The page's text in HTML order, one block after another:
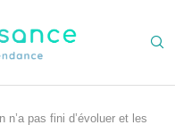
n’a pas fini d’évoluer et les